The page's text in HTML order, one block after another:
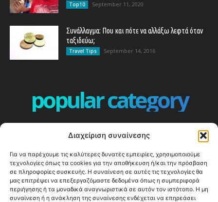
Διαχείριση συναίνεσης
Για να παρέχουμε τις καλύτερες δυνατές εμπειρίες, χρησιμοποιούμε
τεχνολογίες όπως τα cookies για την αποθήκευση ή/και την πρόσβαση
σε πληροφορίες συσκευής. Η συναίνεση σε αυτές τις τεχνολογίες θα
μας επιτρέψει να επεξεργαζόμαστε δεδομένα όπως η συμπεριφορά
περιήγησης ή τα μοναδικά αναγνωριστικά σε αυτόν τον ιστότοπο. Η μη
συναίνεση ή η ανάκληση της συναίνεσης ενδέχεται να επηρεάσει
Top10 September 11, 2020
Συνάλλαγμα: Που και πότε να αλλάξω λεφτά όταν
ταξιδεύω;
Travel Tips September 14, 2016
popular category
360
ΕΥΡΩΠΗ
332
ΚΟΣΜΟΣ - WORLD
328
Top10
303